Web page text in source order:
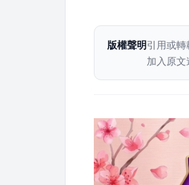
版權聲明引用或
加入原文